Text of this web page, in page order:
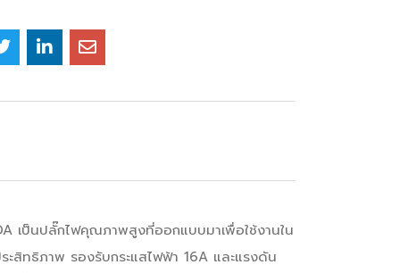
เป็นปลั๊กไฟคุณภาพสูงที่ออกแบบมาเพื่อใช้งานใน
ะสิทธิภาพ รองรับกระแสไฟฟ้า 16A และแรงดัน